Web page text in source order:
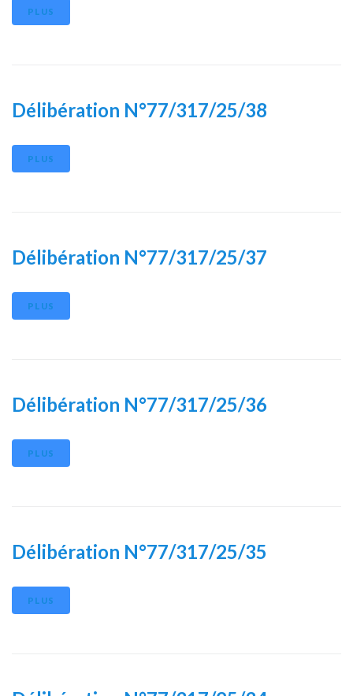
PLUS
Délibération N°77/317/25/38
PLUS
Délibération N°77/317/25/37
PLUS
Délibération N°77/317/25/36
PLUS
Délibération N°77/317/25/35
PLUS